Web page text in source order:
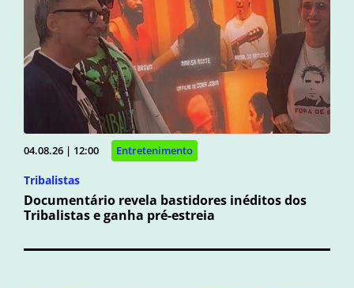
04.08.26 | 12:00 Entretenimento
Tribalistas
Documentário revela bastidores inéditos dos
Tribalistas e ganha pré-estreia